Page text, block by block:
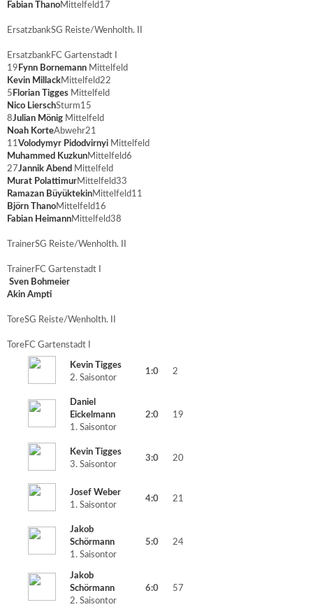
Fabian ThanoMittelfeld17
ErsatzbankSG Reiste/Wenholth. II
ErsatzbankFC Gartenstadt I
19 Fynn Bornemann Mittelfeld
Kevin MillackMittelfeld22
5 Florian Tigges Mittelfeld
Nico LierschSturm15
8Julian Mönig Mittelfeld
Noah KorteAbwehr21
11Volodymyr Pidodvirnyi Mittelfeld
Muhammed KuzkunMittelfeld6
27Jannik Abend Mittelfeld
Murat PolattimurMittelfeld33
Ramazan BüyüktekinMittelfeld11
Björn ThanoMittelfeld16
Fabian HeimannMittelfeld38
TrainerSG Reiste/Wenholth. II
TrainerFC Gartenstadt I
Sven Bohmeier
Akin Ampti
ToreSG Reiste/Wenholth. II
ToreFC Gartenstadt I
Kevin Tigges
2. Saisontor
1:0 2
Daniel
Eickelmann
1. Saisontor
2:0 19
Kevin Tigges
3. Saisontor
3:0 20
Josef Weber
1. Saisontor
4:0 21
Jakob
Schörmann
1. Saisontor
5:0 24
Jakob
Schörmann
2. Saisontor
6:0 57